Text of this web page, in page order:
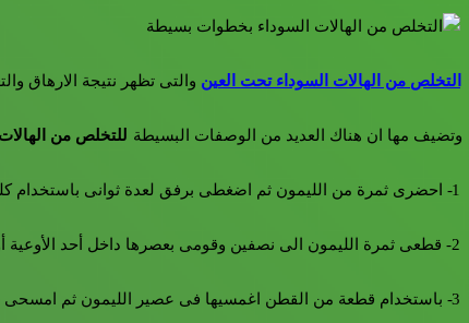
التخلص من الهالات السوداء تحت العين والتى تظهر نتيجة الارهاق
وتضيف مها ان هناك العديد من الوصفات البسيطة للتخلص من
1- احضرى ثمرة من الليمون ثم اضغطى برفق لعدة ثوانى باستخدام كلتا يديك حتى تصبح لينة، وتسهل عملية استخلاص عصير الليمون من داخل الأغشية التى تحتبسه داخلها.
2- قطعى ثمرة الليمون الى نصفين وقومى بعصرها داخل أحد الأوعية أو الأكواب الصغيرة باستخدام مصفاة حتى تتخلصى من البذور.
3- باستخدام قطعة من القطن اغمسيها فى عصير الليمون ثم امسحى بها على المناطق الداكنة فى البشرة والهالات السوداء تحت العين